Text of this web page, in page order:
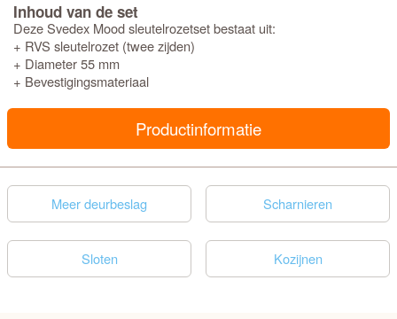
Inhoud van de set
Deze Svedex Mood sleutelrozetset bestaat uit:
+ RVS sleutelrozet (twee zijden)
+ Diameter 55 mm
+ Bevestigingsmateriaal
Productinformatie
Meer deurbeslag Scharnieren
Sloten Kozijnen